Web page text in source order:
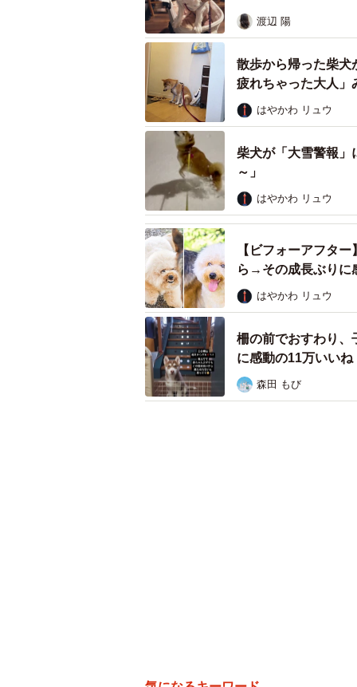
渡辺 陽
散歩から帰った柴
疲れちゃった大人」
はやかわ リュウ
柴犬が「大雪警報
～」
はやかわ リュウ
【ビフォーアフタ
ら→その成長ぶりに
はやかわ リュウ
柵の前でおすわり、
に感動の11万いい
森田 もび